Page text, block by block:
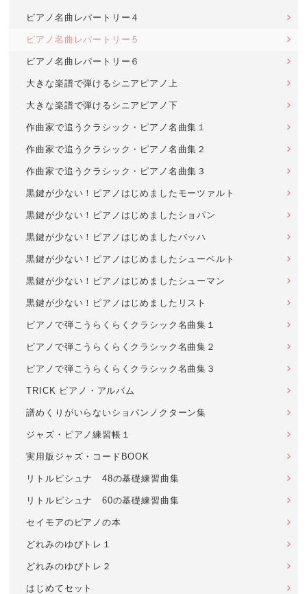
ピアノ名曲レパートリー４
ピアノ名曲レパートリー５
ピアノ名曲レパートリー６
大きな楽譜で弾けるシニアピアノ上
大きな楽譜で弾けるシニアピアノ下
作曲家で追うクラシック・ピアノ名曲集１
作曲家で追うクラシック・ピアノ名曲集２
作曲家で追うクラシック・ピアノ名曲集３
黒鍵が少ない！ピアノはじめましたモーツァルト
黒鍵が少ない！ピアノはじめましたショパン
黒鍵が少ない！ピアノはじめましたバッハ
黒鍵が少ない！ピアノはじめましたシューベルト
黒鍵が少ない！ピアノはじめましたシューマン
黒鍵が少ない！ピアノはじめましたリスト
ピアノで弾こうらくらくクラシック名曲集１
ピアノで弾こうらくらくクラシック名曲集２
ピアノで弾こうらくらくクラシック名曲集３
TRICK ピアノ・アルバム
譜めくりがいらないショパンノクターン集
ジャズ・ピアノ練習帳１
実用版ジャズ・コードBOOK
リトルピシュナ 48の基礎練習曲集
リトルピシュナ 60の基礎練習曲集
セイモアのピアノの本
どれみのゆびトレ１
どれみのゆびトレ２
はじめてセット